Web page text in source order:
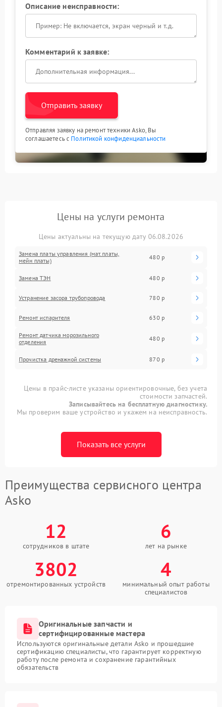
Описание неисправности:
Комментарий к заявке:
Отправить заявку
Отправляя заявку на ремонт техники Asko, Вы
соглашаетесь с Политикой конфиденциальности
Цены на услуги ремонта
Цены актуальны на текущую дату 06.08.2026
Замена платы управления (мат.платы,
мейн платы)
480 р
Замена ТЭН 480 р
Устранение засора трубопровода 780 р
Ремонт испарителя 630 р
Ремонт датчика морозильного
отделения
480 р
Прочистка дренажной системы 870 р
Цены в прайс-листе указаны ориентировочные, без учета
стоимости запчастей.
Записывайтесь на бесплатную диагностику.
Мы проверим ваше устройство и укажем на неисправность.
Показать все услуги
Преимущества сервисного центра
Asko
12
сотрудников в штате
6
лет на рынке
3802
отремонтированных устройств
4
минимальный опыт работы
специалистов
Оригинальные запчасти и
сертифицированные мастера
Используются оригинальные детали Asko и прошедшие
сертификацию специалисты, что гарантирует корректную
работу после ремонта и сохранение гарантийных
обязательств